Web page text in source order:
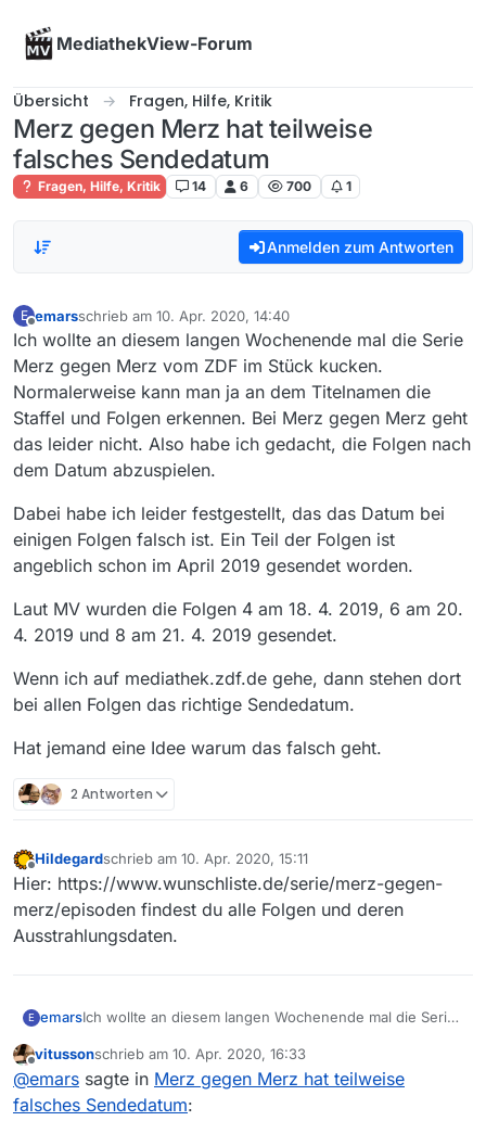
MediathekView-Forum
Übersicht Fragen, Hilfe, Kritik
Merz gegen Merz hat teilweise
falsches Sendedatum
Fragen, Hilfe, Kritik 14 6 700 1
Anmelden zum Antworten
E
Offline
emarsschrieb am 10. Apr. 2020, 14:40
zuletzt editiert von
Ich wollte an diesem langen Wochenende mal die Serie
Merz gegen Merz vom ZDF im Stück kucken.
Normalerweise kann man ja an dem Titelnamen die
Staffel und Folgen erkennen. Bei Merz gegen Merz geht
das leider nicht. Also habe ich gedacht, die Folgen nach
dem Datum abzuspielen.
Dabei habe ich leider festgestellt, das das Datum bei
einigen Folgen falsch ist. Ein Teil der Folgen ist
angeblich schon im April 2019 gesendet worden.
Laut MV wurden die Folgen 4 am 18. 4. 2019, 6 am 20.
4. 2019 und 8 am 21. 4. 2019 gesendet.
Wenn ich auf mediathek.zdf.de gehe, dann stehen dort
bei allen Folgen das richtige Sendedatum.
Hat jemand eine Idee warum das falsch geht.
2 Antworten
Offline
Hildegardschrieb am 10. Apr. 2020, 15:11
zuletzt editiert von
Hier: https://www.wunschliste.de/serie/merz-gegen-
merz/episoden findest du alle Folgen und deren
Ausstrahlungsdaten.
E emarsIch wollte an diesem langen Wochenende mal die Serie
Normalerweise kann man ja an dem Titelnamen die
Staffel und Folgen erkennen. Bei Merz gegen Merz
geht das leider nicht. Also habe ich gedacht, die Folgen
Dabei habe ich leider festgestellt, das das Datum bei
einigen Folgen falsch ist. Ein Teil der Folgen ist
angeblich schon im April 2019 gesendet worden.
Laut MV wurden die Folgen 4 am 18. 4. 2019, 6 am 20.
vitussonschrieb am 10. Apr. 2020, 16:33
zuletzt editiert von
@emars sagte in Merz gegen Merz hat teilweise
falsches Sendedatum: